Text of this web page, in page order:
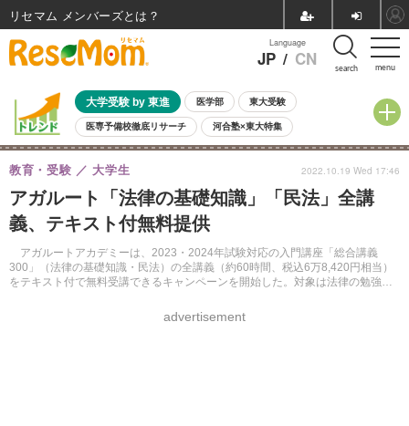
menu
Language
JP / CN search
大学受験 by 東進 医学部 東大受験
医専予備校徹底リサーチ 河合塾×東大特集
親子で考える大学選び 高校受験 中学受験 小学校受験
共通テスト 夏休み
8月開催イベント・WS 全国公立高校 過去問 人気記事
自由研究教材（小学生向け） 自由研究教材（中学生向け）
アガルート「法律の基礎知識」「民法」全講
義、テキスト付無料提供
アガルートアカデミーは、2023・2024年試験対応の入門講座「総合講義
300」（法律の基礎知識・民法）の全講義（約60時間、税込6万8,420円相当）
をテキスト付で無料受講できるキャンペーンを開始した。対象は法律の勉強を
教育・受験 大学生
advertisement
2022.10.19 Wed 17:46
リセマム メンバーズ